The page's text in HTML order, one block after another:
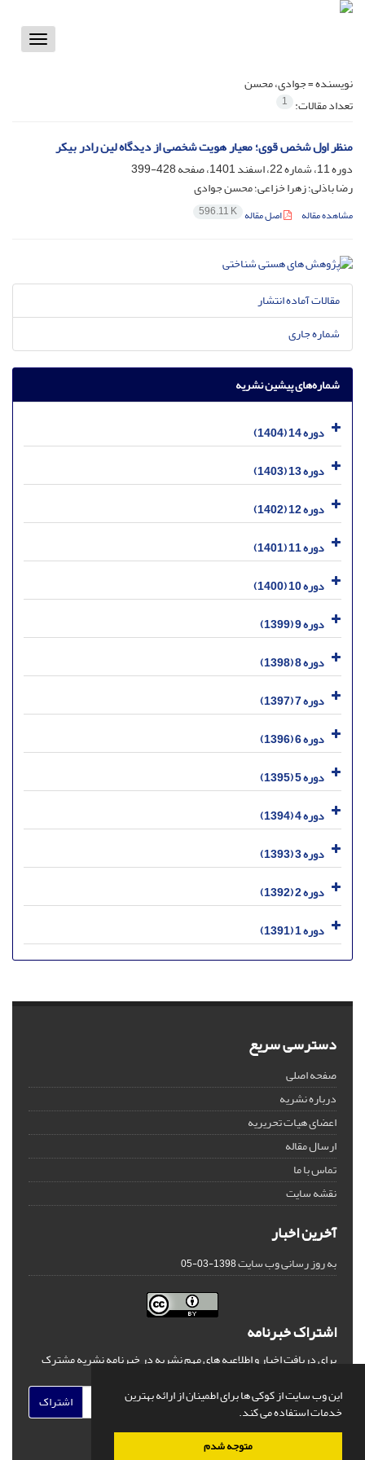
این وب سایت از کوکی ها برای اطمینان از ارائه بهترین
خدمات استفاده می کند.
متوجه شدم
Toggle
نویسنده =جوادی، محسن
تعداد مقالات: 1
‌منظر اول شخص قوی؛ معیار هویت شخصی از دیدگاه لین رادر بیکر
دوره 11، شماره 22، اسفند 1401، صفحه
428-399
رضا باذلی؛ زهرا خزاعی؛ محسن جوادی
مشاهده مقاله اصل مقاله 596.11 K
مقالات آماده انتشار
شماره جاری
شماره‌های پیشین نشریه
دوره 14 (1404)
دوره 13 (1403)
دوره 12 (1402)
دوره 11 (1401)
دوره 10 (1400)
دوره 9 (1399)
دوره 8 (1398)
دوره 7 (1397)
دوره 6 (1396)
دوره 5 (1395)
دوره 4 (1394)
دوره 3 (1393)
دوره 2 (1392)
دوره 1 (1391)
دسترسی سریع
صفحه اصلی
درباره نشریه
اعضای هیات تحریریه
ارسال مقاله
تماس با ما
نقشه سایت
آخرین اخبار
به روز رسانی وب سایت1398-03-05
اشتراک خبرنامه
برای دریافت اخبار و اطلاعیه های مهم نشریه در خبرنامه نشریه مشترک
اشتراک